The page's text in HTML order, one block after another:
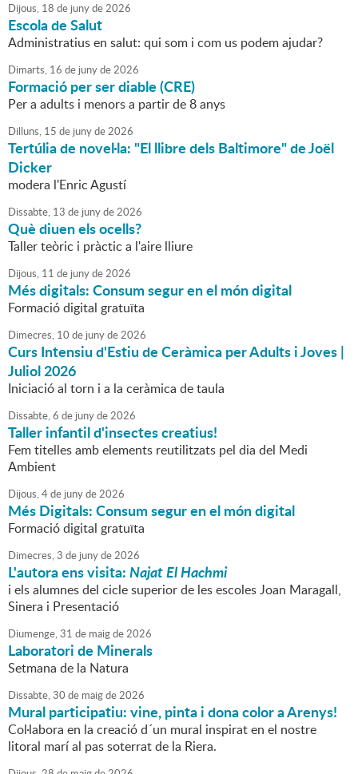
Dijous, 18 de junyde2026
Escola de Salut
Administratius en salut: qui som i com us podem ajudar?
Dimarts, 16 de junyde2026
Formació per ser diable (CRE)
Per a adults i menors a partir de 8 anys
Dilluns, 15 de junyde2026
Tertúlia de novel·la: "El llibre dels Baltimore" de Joël
Dicker
modera l'Enric Agustí
Dissabte, 13 de junyde2026
Què diuen els ocells?
Taller teòric i pràctic a l'aire lliure
Dijous, 11 de junyde2026
Més digitals: Consum segur en el món digital
Formació digital gratuïta
Dimecres, 10 de junyde2026
Curs Intensiu d'Estiu de Ceràmica per Adults i Joves |
Juliol 2026
Iniciació al torn i a la ceràmica de taula
Dissabte,6 de junyde2026
Taller infantil d'insectes creatius!
Fem titelles amb elements reutilitzats pel dia del Medi
Ambient
Dijous,4de junyde2026
Més Digitals: Consum segur en el món digital
Formació digital gratuïta
Dimecres,3 de junyde2026
L'autora ens visita:Najat El Hachmi
i els alumnes del cicle superior de les escoles Joan Maragall,
Sinera i Presentació
Diumenge,31 de maigde2026
Laboratori de Minerals
Setmana de la Natura
Dissabte,30 de maigde2026
Mural participatiu: vine, pinta i dona color a Arenys!
Col·labora en la creació d´un mural inspirat en el nostre
litoral marí al pas soterrat de la Riera.